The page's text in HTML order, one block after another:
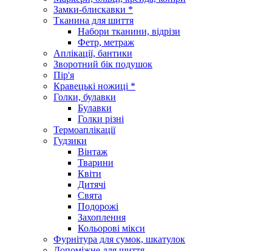
Замки-блискавки *
Тканина для шиття
Набори тканини, відрізи
Фетр, метраж
Аплікації, бантики
Зворотний бік подушок
Пір'я
Кравецькі ножиці *
Голки, булавки
Булавки
Голки різні
Термоаплікації
Гудзики
Вінтаж
Тварини
Квіти
Дитячі
Свята
Подорожі
Захоплення
Кольорові мікси
Фурнітура для сумок, шкатулок